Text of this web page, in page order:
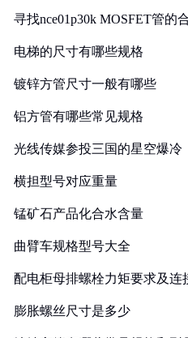
寻找nce01p30k MOSFET管的
电梯的尺寸有哪些规格
镀锌方管尺寸一般有哪些
铝方管有哪些常见规格
光线传媒参投三国的星空爆冷
横担型号对应重量
锰矿石产品化合水含量
曲臂车规格型号大全
配电柜母排螺栓力矩要求及连
膨胀螺丝尺寸是多少